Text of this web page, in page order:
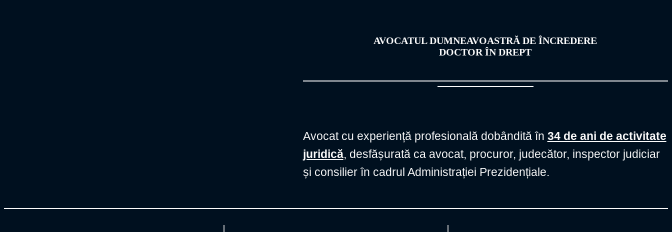
AVOCATUL DUMNEAVOASTRĂ DE ÎNCREDERE
DOCTOR ÎN DREPT
Avocat cu experiență profesională dobândită în 34 de ani de activitate
juridică, desfășurată ca avocat, procuror, judecător, inspector judiciar
și consilier în cadrul Administrației Prezidențiale.